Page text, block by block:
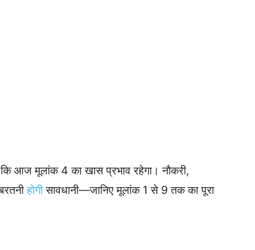
आज मूलांक 4 का खास प्रभाव रहेगा। नौकरी,
होगीसावधानी—जानिए मूलांक 1 से 9 तक का पूरा